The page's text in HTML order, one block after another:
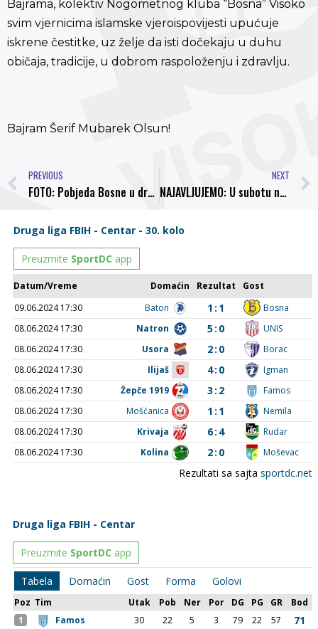
Bajrama, kolektiv Nogometnog kluba “Bosna” Visoko
svim vjernicima islamske vjeroispovijesti upućuje
iskrene čestitke, uz želje da isti dočekaju u duhu
običaja, tradicije, u dobrom raspoloženju i zdravlju.
Bajram Šerif Mubarek Olsun!
PREVIOUS
FOTO: Pobjeda Bosne u drugoj pripremnoj utakmici
NEXT
NAJAVLJUJEMO: U subotu novi pripremni meč NK “Bosna”